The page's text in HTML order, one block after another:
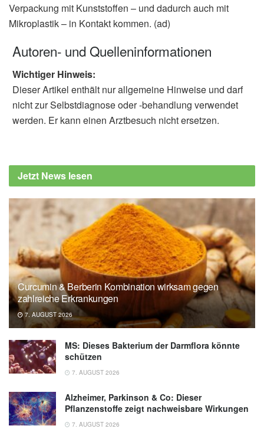
Verpackung mit Kunststoffen – und dadurch auch mit
Mikroplastik – in Kontakt kommen. (ad)
Autoren- und Quelleninformationen
Wichtiger Hinweis:
Dieser Artikel enthält nur allgemeine Hinweise und darf
nicht zur Selbstdiagnose oder -behandlung verwendet
werden. Er kann einen Arztbesuch nicht ersetzen.
Jetzt News lesen
Curcumin & Berberin Kombination wirksam gegen
zahlreiche Erkrankungen
7. AUGUST 2026
MS: Dieses Bakterium der Darmflora könnte
schützen
7. AUGUST 2026
Alzheimer, Parkinson & Co: Dieser
Pflanzenstoffe zeigt nachweisbare Wirkungen
7. AUGUST 2026